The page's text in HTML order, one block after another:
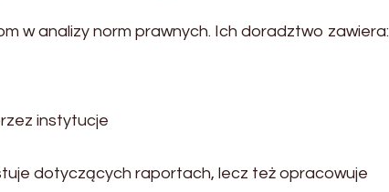
w analizy norm prawnych. Ich doradztwo zawiera:
instytucje
dotyczących raportach, lecz też opracowuje